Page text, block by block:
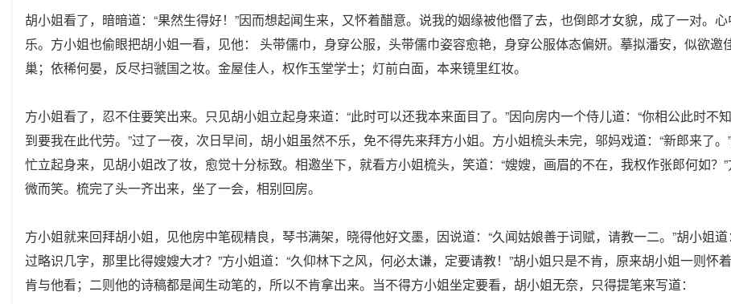
胡小姐看了，暗暗道：“果然生得好！”因而想起闻生来，又怀着醋意。说我的姻缘被他僭了去，也倒郎才女貌，成了一对。
乐。方小姐也偷眼把胡小姐一看，见他： 头带儒巾，身穿公服，头带儒巾姿容愈艳，身穿公服体态偏妍。摹拟潘安，似欲邀
巢；依稀何晏，反尽扫虢国之妆。金屋佳人，权作玉堂学士；灯前白面，本来镜里红妆。
方小姐看了，忍不住要笑出来。只见胡小姐立起身来道：“此时可以还我本来面目了。”因向房内一个侍儿道：“你相公此时不知
到要我在此代劳。”过了一夜，次日早间，胡小姐虽然不乐，免不得先来拜方小姐。方小姐梳头未完，邬妈戏道：“新郎来了。
忙立起身来，见胡小姐改了妆，愈觉十分标致。相邀坐下，就看方小姐梳头，笑道：“嫂嫂，画眉的不在，我权作张郎何如？
微而笑。梳完了头一齐出来，坐了一会，相别回房。
方小姐就来回拜胡小姐，见他房中笔砚精良，琴书满架，晓得他好文墨，因说道：“久闻姑娘善于词赋，请教一二。”胡小姐道
过略识几字，那里比得嫂嫂大才？”方小姐道：“久仰林下之风，何必太谦，定要请教！”胡小姐只是不肯，原来胡小姐一则怀
肯与他看；二则他的诗稿都是闻生动笔的，所以不肯拿出来。当不得方小姐坐定要看，胡小姐无奈，只得提笔来写道：